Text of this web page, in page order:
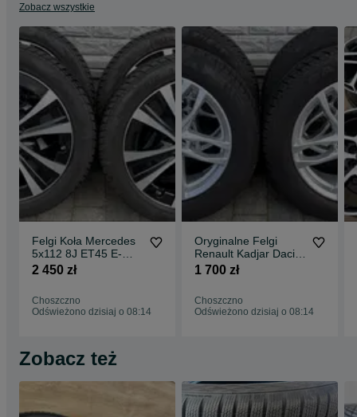
Zobacz wszystkie
Felgi Koła Mercedes
5x112 8J ET45 E-
klasa V-klasa
2 450 zł
Choszczno
Odświeżono dzisiaj o 08:14
Oryginalne Felgi
Renault Kadjar Dacia
Duster 5x114.3
1 700 zł
Choszczno
Odświeżono dzisiaj o 08:14
Zobacz też